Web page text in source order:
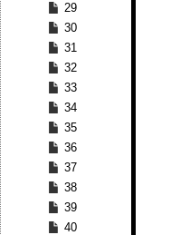
29
30
31
32
33
34
35
36
37
38
39
40